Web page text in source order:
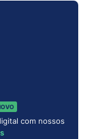
com nossos